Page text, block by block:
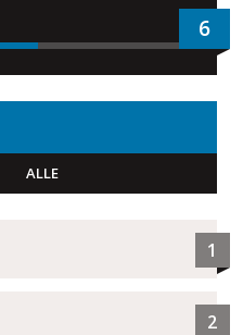
6
ALLE
1
2